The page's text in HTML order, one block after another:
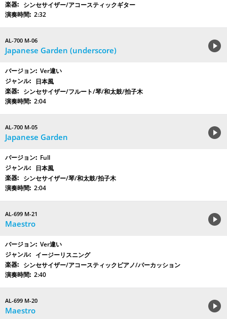
シンセサイザー/アコースティックギター
2:32
AL-700 M-06
Japanese Garden (underscore)
Ver違い
日本風
シンセサイザー/フルート/琴/和太鼓/拍子木
2:04
AL-700 M-05
Japanese Garden
Full
日本風
シンセサイザー/琴/和太鼓/拍子木
2:04
AL-699 M-21
Maestro
Ver違い
イージーリスニング
シンセサイザー/アコースティックピアノ/パーカッション
2:40
AL-699 M-20
Maestro